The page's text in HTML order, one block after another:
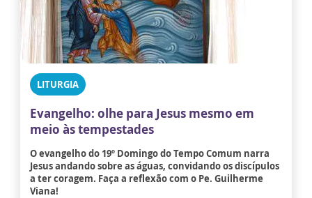
LITURGIA
Evangelho: olhe para Jesus mesmo em
meio às tempestades
O evangelho do 19º Domingo do Tempo Comum narra
Jesus andando sobre as águas, convidando os discípulos
a ter coragem. Faça a reflexão com o Pe. Guilherme
Viana!